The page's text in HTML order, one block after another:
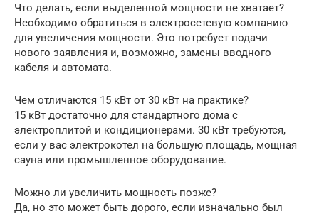
Что делать, если выделенной мощности не хватает?
Необходимо обратиться в электросетевую компанию
для увеличения мощности. Это потребует подачи
нового заявления и, возможно, замены вводного
кабеля и автомата.
Чем отличаются 15 кВт от 30 кВт на практике?
15 кВт достаточно для стандартного дома с
электроплитой и кондиционерами. 30 кВт требуются,
если у вас электрокотел на большую площадь, мощная
сауна или промышленное оборудование.
Можно ли увеличить мощность позже?
Да, но это может быть дорого, если изначально был